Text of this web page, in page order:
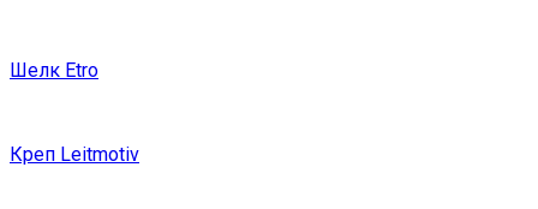
Шелк Etro
Креп Leitmotiv